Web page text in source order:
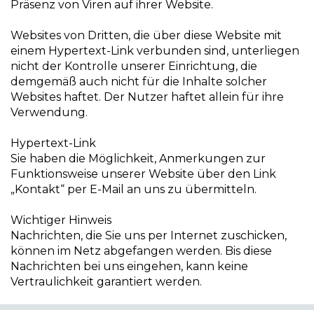
Präsenz von Viren auf ihrer Website.
Websites von Dritten, die über diese Website mit
einem Hypertext-Link verbunden sind, unterliegen
nicht der Kontrolle unserer Einrichtung, die
demgemäß auch nicht für die Inhalte solcher
Websites haftet. Der Nutzer haftet allein für ihre
Verwendung.
Hypertext-Link
Sie haben die Möglichkeit, Anmerkungen zur
Funktionsweise unserer Website über den Link
„Kontakt“ per E-Mail an uns zu übermitteln.
Wichtiger Hinweis
Nachrichten, die Sie uns per Internet zuschicken,
können im Netz abgefangen werden. Bis diese
Nachrichten bei uns eingehen, kann keine
Vertraulichkeit garantiert werden.